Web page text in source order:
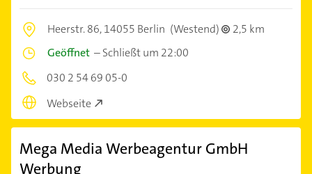
Heerstr. 86,14055 Berlin (Westend)
2,5 km
Geöffnet –Schließt um 22:00
030 2 54 69 05-0
Webseite
Mega Media Werbeagentur GmbH
Werbung